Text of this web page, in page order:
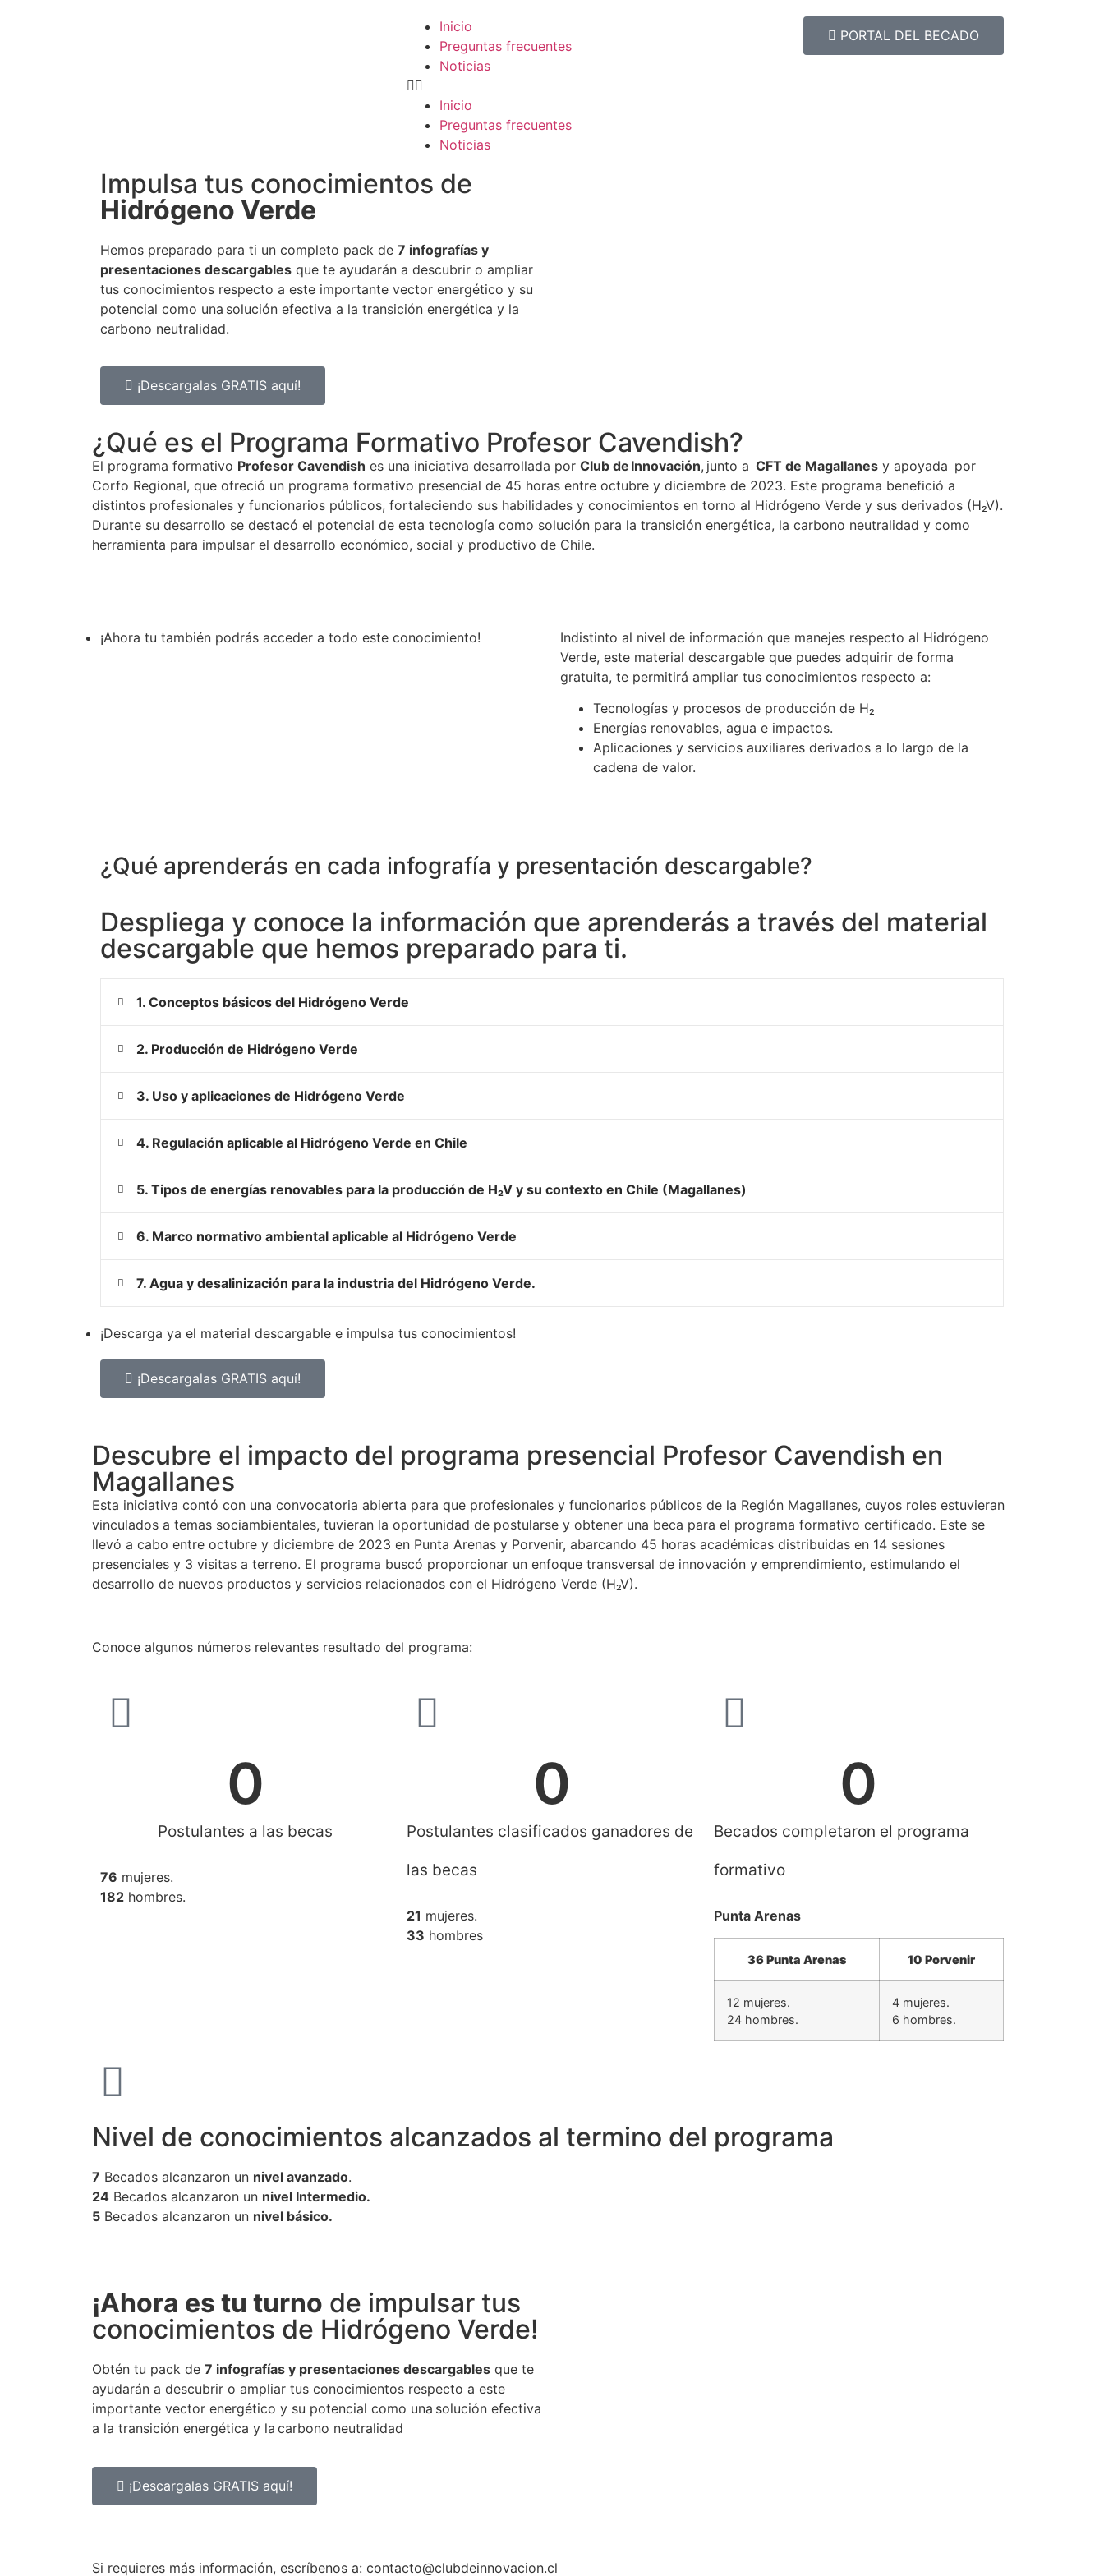
Inicio
Preguntas frecuentes
Noticias
Inicio
Preguntas frecuentes
Noticias
PORTAL DEL BECADO
Impulsa tus conocimientos de
Hidrógeno Verde
Hemos preparado para ti un completo pack de 7 infografías y
presentaciones descargables que te ayudarán a descubrir o ampliar
tus conocimientos respecto a este importante vector energético y su
potencial como una solución efectiva a la transición energética y la
carbono neutralidad.
¡Descargalas GRATIS aquí!
¿Qué es el Programa Formativo Profesor Cavendish?
El programa formativo Profesor Cavendish es una iniciativa desarrollada por Club de Innovación, junto a CFT de Magallanes y apoyada por
Corfo Regional, que ofreció un programa formativo presencial de 45 horas entre octubre y diciembre de 2023. Este programa benefició a
distintos profesionales y funcionarios públicos, fortaleciendo sus habilidades y conocimientos en torno al Hidrógeno Verde y sus derivados (H₂V).
Durante su desarrollo se destacó el potencial de esta tecnología como solución para la transición energética, la carbono neutralidad y como
herramienta para impulsar el desarrollo económico, social y productivo de Chile.
¡Ahora tu también podrás acceder a todo este conocimiento!
Indistinto al nivel de información que manejes respecto al Hidrógeno
Verde, este material descargable que puedes adquirir de forma
gratuita, te permitirá ampliar tus conocimientos respecto a:
Tecnologías y procesos de producción de H₂
Energías renovables, agua e impactos.
Aplicaciones y servicios auxiliares derivados a lo largo de la
cadena de valor.
¿Qué aprenderás en cada infografía y presentación descargable?
Despliega y conoce la información que aprenderás a través del material
descargable que hemos preparado para ti.
1. Conceptos básicos del Hidrógeno Verde
2. Producción de Hidrógeno Verde
3. Uso y aplicaciones de Hidrógeno Verde
4. Regulación aplicable al Hidrógeno Verde en Chile
5. Tipos de energías renovables para la producción de H₂V y su contexto en Chile (Magallanes)
6. Marco normativo ambiental aplicable al Hidrógeno Verde
7. Agua y desalinización para la industria del Hidrógeno Verde.
¡Descarga ya el material descargable e impulsa tus conocimientos!
¡Descargalas GRATIS aquí!
Descubre el impacto del programa presencial Profesor Cavendish en
Magallanes
Esta iniciativa contó con una convocatoria abierta para que profesionales y funcionarios públicos de la Región Magallanes, cuyos roles estuvieran
vinculados a temas sociambientales, tuvieran la oportunidad de postularse y obtener una beca para el programa formativo certificado. Este se
llevó a cabo entre octubre y diciembre de 2023 en Punta Arenas y Porvenir, abarcando 45 horas académicas distribuidas en 14 sesiones
presenciales y 3 visitas a terreno. El programa buscó proporcionar un enfoque transversal de innovación y emprendimiento, estimulando el
desarrollo de nuevos productos y servicios relacionados con el Hidrógeno Verde (H₂V).
Conoce algunos números relevantes resultado del programa:
Postulantes a las becas
0
76 mujeres.
182 hombres.
Postulantes clasificados ganadores de
las becas
0
21 mujeres.
33 hombres
Becados completaron el programa
formativo
0
Punta Arenas
36 Punta Arenas 10 Porvenir
12 mujeres.
24 hombres.
4 mujeres.
6 hombres.
Nivel de conocimientos alcanzados al termino del programa
7 Becados alcanzaron un nivel avanzado.
24 Becados alcanzaron un nivel Intermedio.
5 Becados alcanzaron un nivel básico.
¡Ahora es tu turno de impulsar tus
conocimientos de Hidrógeno Verde!
Obtén tu pack de 7 infografías y presentaciones descargables que te
ayudarán a descubrir o ampliar tus conocimientos respecto a este
importante vector energético y su potencial como una solución efectiva
a la transición energética y la carbono neutralidad
¡Descargalas GRATIS aquí!
Si requieres más información, escríbenos a: contacto@clubdeinnovacion.cl